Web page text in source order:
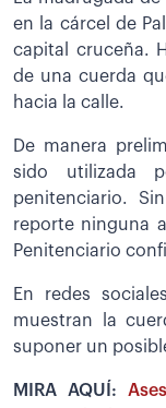
en la cárcel de
capital cruceña.
de una cuerda
hacia la calle.
De manera
sido utilizada
penitenciario.
reporte ninguna
Penitenciario
En redes
muestran la
suponer un
MIRA AQUÍ: